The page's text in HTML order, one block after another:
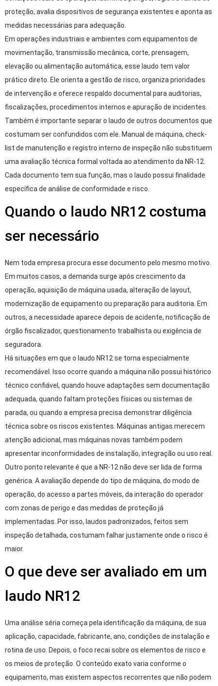
proteção, avalia dispositivos de segurança existentes e aponta as
medidas necessárias para adequação.
Em operações industriais e ambientes com equipamentos de
movimentação, transmissão mecânica, corte, prensagem,
elevação ou alimentação automática, esse laudo tem valor
prático direto. Ele orienta a gestão de risco, organiza prioridades
de intervenção e oferece respaldo documental para auditorias,
fiscalizações, procedimentos internos e apuração de incidentes.
Também é importante separar o laudo de outros documentos que
costumam ser confundidos com ele. Manual de máquina, check-
list de manutenção e registro interno de inspeção não substituem
uma avaliação técnica formal voltada ao atendimento da NR-12.
Cada documento tem sua função, mas o laudo possui finalidade
específica de análise de conformidade e risco.
Quando o laudo NR12 costuma
ser necessário
Nem toda empresa procura esse documento pelo mesmo motivo.
Em muitos casos, a demanda surge após crescimento da
operação, aquisição de máquina usada, alteração de layout,
modernização de equipamento ou preparação para auditoria. Em
outros, a necessidade aparece depois de acidente, notificação de
órgão fiscalizador, questionamento trabalhista ou exigência de
seguradora.
Há situações em que o laudo NR12 se torna especialmente
recomendável. Isso ocorre quando a máquina não possui histórico
técnico confiável, quando houve adaptações sem documentação
adequada, quando faltam proteções físicas ou sistemas de
parada, ou quando a empresa precisa demonstrar diligência
técnica sobre os riscos existentes. Máquinas antigas merecem
atenção adicional, mas máquinas novas também podem
apresentar inconformidades de instalação, integração ou uso real.
Outro ponto relevante é que a NR-12 não deve ser lida de forma
genérica. A avaliação depende do tipo de máquina, do modo de
operação, do acesso a partes móveis, da interação do operador
com zonas de perigo e das medidas de proteção já
implementadas. Por isso, laudos padronizados, feitos sem
inspeção detalhada, costumam falhar justamente onde o risco é
maior.
O que deve ser avaliado em um
laudo NR12
Uma análise séria começa pela identificação da máquina, de sua
aplicação, capacidade, fabricante, ano, condições de instalação e
rotina de uso. Depois, o foco recai sobre os elementos de risco e
os meios de proteção. O conteúdo exato varia conforme o
equipamento, mas existem aspectos recorrentes que não podem